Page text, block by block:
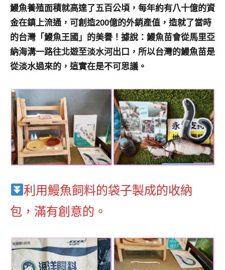
鰻魚養殖面積就高達了五百公頃，每年約有八十億的資
金在鎮上流通，可創造200億的外銷產值，造就了當時
的台灣「鰻魚王國」的美譽！據說：鰻魚苗會從馬里亞
納海溝一路往北遊至淡水河出口，所以台灣的鰻魚苗是
從淡水過來的，這實在是不可思議。
利用鰻魚飼料的袋子製成的收納
包，滿有創意的。